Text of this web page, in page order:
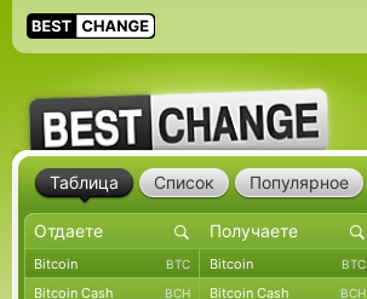
Таблица Список Популярное
Bitcoin BTC Bitcoin BTC
Bitcoin Cash BCH Bitcoin Cash BCH